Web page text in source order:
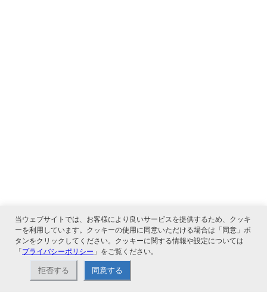
関連サービス
当ウェブサイトでは、お客様により良いサービスを提供するため、クッキ
ーを利用しています。クッキーの使用に同意いただける場合は「同意」ボ
タンをクリックしてください。クッキーに関する情報や設定については
「プライバシーポリシー 」をご覧ください。
拒否する 同意する